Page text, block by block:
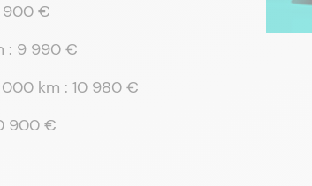
900 €
: 9 990 €
km : 10 980 €
900 €